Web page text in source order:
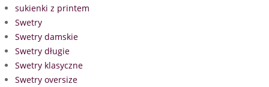
sukienki z printem
Swetry
Swetry damskie
Swetry długie
Swetry klasyczne
Swetry oversize